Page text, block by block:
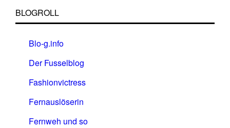
BLOGROLL
Blo-g.info
Der Fusselblog
Fashionvictress
Fernauslöserin
Fernweh und so